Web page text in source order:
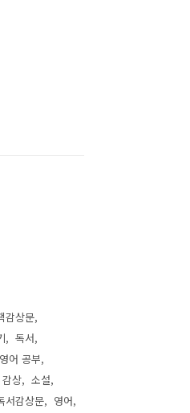
감상문
독서
영어 공부
감상
소설
서감상문
영어